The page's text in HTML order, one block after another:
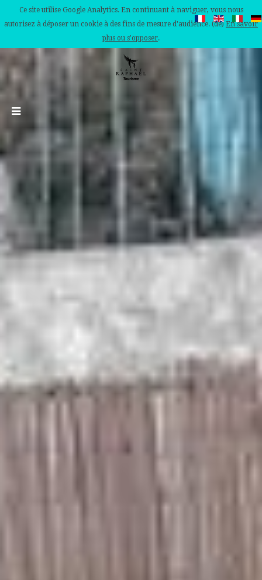
Ce site utilise Google Analytics. En continuant à naviguer, vous nous
autorisez à déposer un cookie à des fins de mesure d'audience. (de) En savoir
plus ou s'opposer.